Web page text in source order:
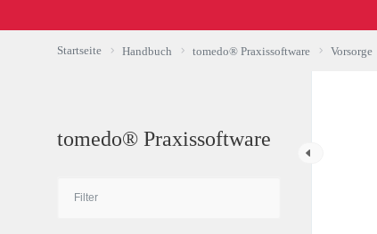
Startseite Handbuch tomedo® Praxissoftware Vorsorge
tomedo® Praxissoftware